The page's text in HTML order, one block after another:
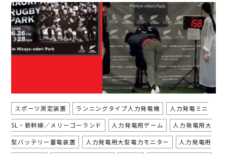
スポーツ測定装置 ランニングタイプ人力発電機 人力発電ミニ
SL・新幹線／メリーゴーランド 人力発電用ゲーム 人力発電用大
型バッテリー蓄電装置 人力発電用大型電力モニター 人力発電用